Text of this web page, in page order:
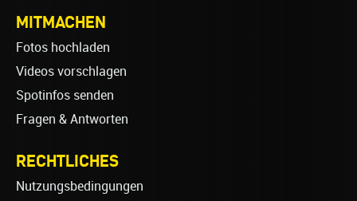
MITMACHEN
Fotos hochladen
Videos vorschlagen
Spotinfos senden
Fragen & Antworten
RECHTLICHES
Nutzungsbedingungen